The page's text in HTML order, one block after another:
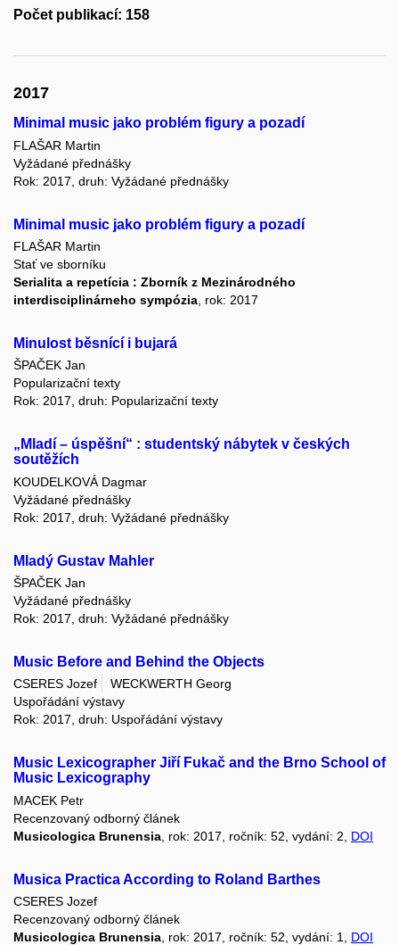
Počet publikací: 158
2017
Minimal music jako problém figury a pozadí
FLAŠAR Martin
Vyžádané přednášky
Rok: 2017, druh: Vyžádané přednášky
Minimal music jako problém figury a pozadí
FLAŠAR Martin
Stať ve sborníku
Serialita a repetícia : Zborník z Mezinárodného
interdisciplinárneho sympózia , rok: 2017
Minulost běsnící i bujará
ŠPAČEK Jan
Popularizační texty
Rok: 2017, druh: Popularizační texty
„Mladí – úspěšní“ : studentský nábytek v českých
soutěžích
KOUDELKOVÁ Dagmar
Vyžádané přednášky
Rok: 2017, druh: Vyžádané přednášky
Mladý Gustav Mahler
ŠPAČEK Jan
Vyžádané přednášky
Rok: 2017, druh: Vyžádané přednášky
Music Before and Behind the Objects
CSERES Jozef
WECKWERTH Georg
Uspořádání výstavy
Rok: 2017, druh: Uspořádání výstavy
Music Lexicographer Jiří Fukač and the Brno School of
Music Lexicography
MACEK Petr
Recenzovaný odborný článek
Musicologica Brunensia , rok: 2017, ročník: 52, vydání: 2, DOI
Musica Practica According to Roland Barthes
CSERES Jozef
Recenzovaný odborný článek
Musicologica Brunensia , rok: 2017, ročník: 52, vydání: 1, DOI